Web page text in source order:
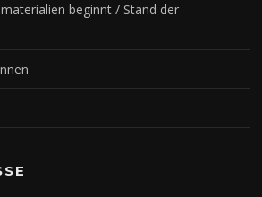
beginnt / Stand der